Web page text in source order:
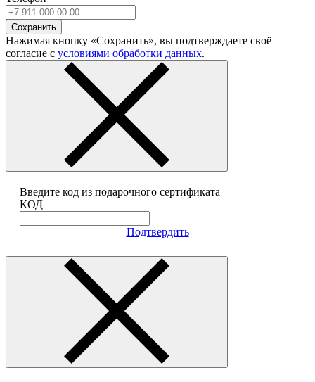
Сохранить
Нажимая кнопку «Сохранить», вы подтверждаете своё
согласие с условиями обработки данных.
Введите код из подарочного сертификата
КОД
Подтвердить